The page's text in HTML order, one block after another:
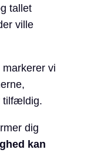
tallet
ville
vi
tilfældig.
dig
kan